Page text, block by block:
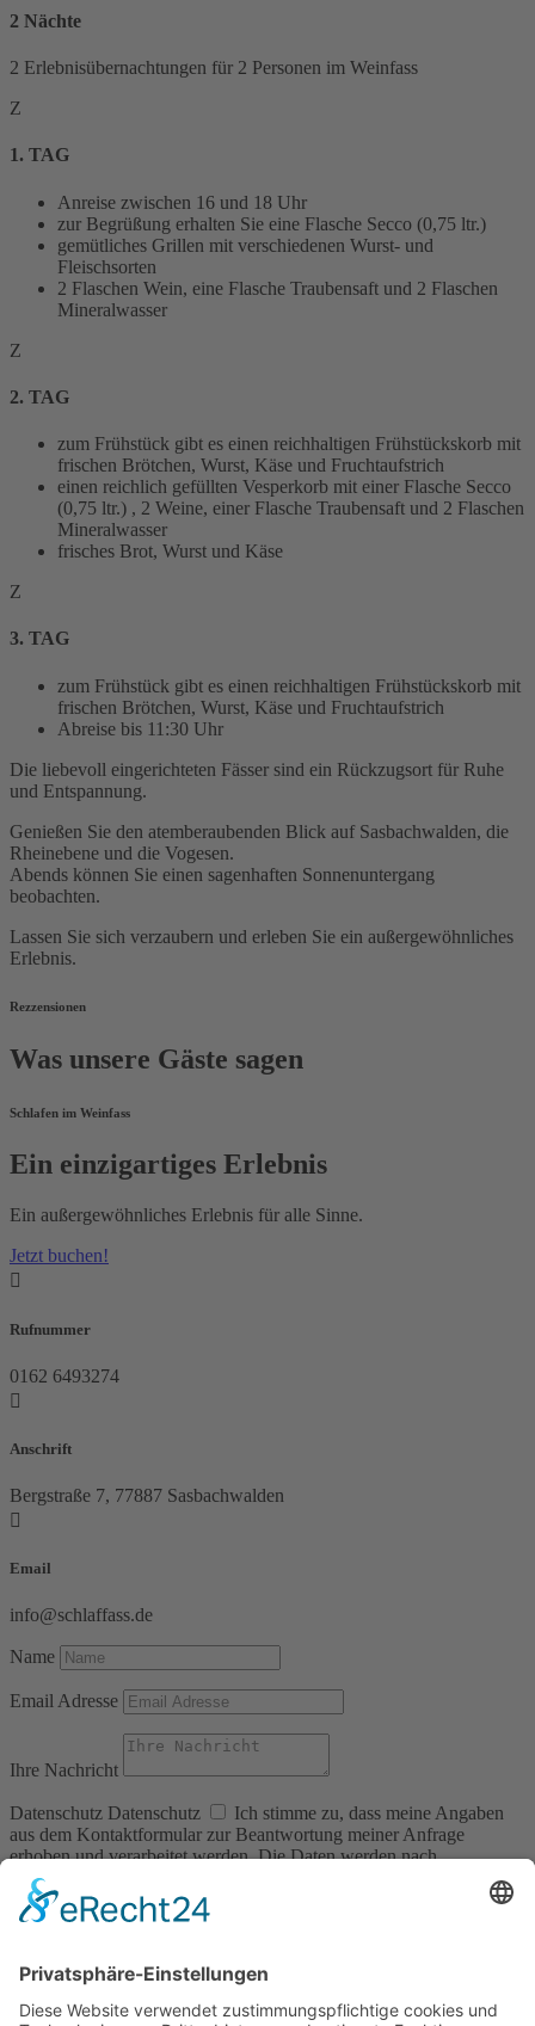
2 Nächte
2 Erlebnisübernachtungen für 2 Personen im Weinfass
Z
1. TAG
Anreise zwischen 16 und 18 Uhr
zur Begrüßung erhalten Sie eine Flasche Secco (0,75 ltr.)
gemütliches Grillen mit verschiedenen Wurst- und
Fleischsorten
2 Flaschen Wein, eine Flasche Traubensaft und 2 Flaschen
Mineralwasser
Z
2. TAG
zum Frühstück gibt es einen reichhaltigen Frühstückskorb mit
frischen Brötchen, Wurst, Käse und Fruchtaufstrich
einen reichlich gefüllten Vesperkorb mit einer Flasche Secco
(0,75 ltr.) , 2 Weine, einer Flasche Traubensaft und 2 Flaschen
Mineralwasser
frisches Brot, Wurst und Käse
Z
3. TAG
zum Frühstück gibt es einen reichhaltigen Frühstückskorb mit
frischen Brötchen, Wurst, Käse und Fruchtaufstrich
Abreise bis 11:30 Uhr
Die liebevoll eingerichteten Fässer sind ein Rückzugsort für Ruhe
und Entspannung.
Genießen Sie den atemberaubenden Blick auf Sasbachwalden, die
Rheinebene und die Vogesen.
Abends können Sie einen sagenhaften Sonnenuntergang
beobachten.
Lassen Sie sich verzaubern und erleben Sie ein außergewöhnliches
Erlebnis.
Rezzensionen
Was unsere Gäste sagen
Schlafen im Weinfass
Ein einzigartiges Erlebnis
Ein außergewöhnliches Erlebnis für alle Sinne.
Jetzt buchen!

Rufnummer
0162 6493274

Anschrift
Bergstraße 7, 77887 Sasbachwalden

Email
info@schlaffass.de
Name
Email Adresse
Ihre Nachricht
Datenschutz Datenschutz
Ich stimme zu, dass meine Angaben
aus dem Kontaktformular zur Beantwortung meiner Anfrage
erhoben und verarbeitet werden. Die Daten werden nach
abgeschlossener Bearbeitung Ihrer Anfrage gelöscht. Hinweis: Sie
können Ihre Einwilligung jederzeit für die Zukunft per E-Mail an
info@schlaffass.de widerrufen. Detaillierte Informationen zum
Datenschutzerklärung
Senden